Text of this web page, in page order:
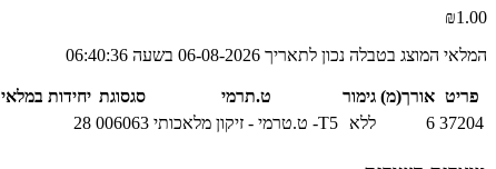
₪1.00
המלאי המוצג בטבלה נכון לתאריך 06-08-2026 בשעה 06:40:36
פריט אורך(מ) גימור ט.תרמי סגסוגת יחידות במלאי
37204
6 ללא T5- ט.טרמי - זיקון מלאכותי 006063
28